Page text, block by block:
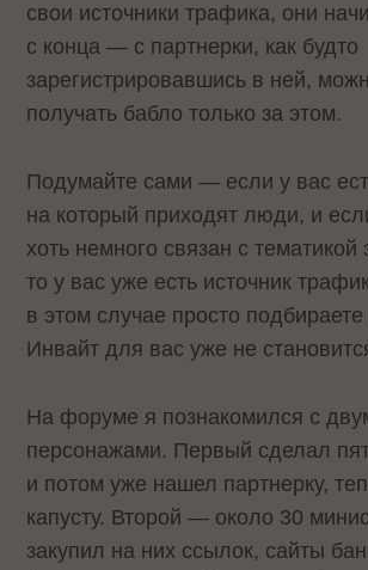
свои источники трафика, они
с конца — с партнерки, как будто
зарегистрировавшись в ней,
получать бабло только за этом.
Подумайте сами — если у вас
на который приходят люди, и
хоть немного связан с тематикой
то у вас уже есть источник
в этом случае просто подбираете
Инвайт для вас уже не
На форуме я познакомился с
персонажами. Первый сделал
и потом уже нашел партнерку,
капусту. Второй — около 30
закупил на них ссылок, сайты